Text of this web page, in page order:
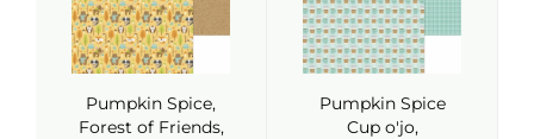
Pumpkin Spice,
Forest of Friends,
Pumpkin Spice
Cup o'jo,